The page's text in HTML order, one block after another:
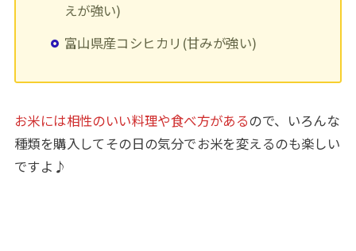
えが強い)
富山県産コシヒカリ(甘みが強い)
お米には相性のいい料理や食べ方があるので、いろんな
種類を購入してその日の気分でお米を変えるのも楽しい
ですよ♪